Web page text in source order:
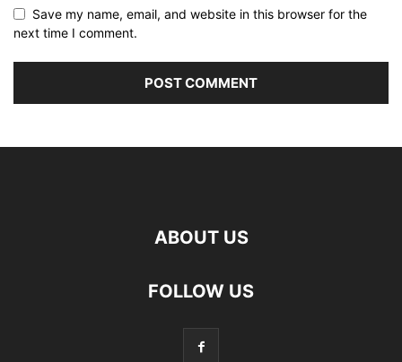
Save my name, email, and website in this browser for the
next time I comment.
ABOUT US
FOLLOW US